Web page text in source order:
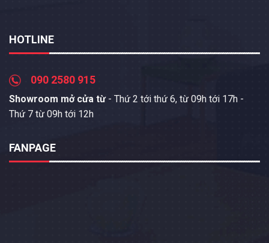
HOTLINE
090 2580 915
Showroom mở cửa từ - Thứ 2 tới thứ 6, từ 09h tới 17h -
Thứ 7 từ 09h tới 12h
FANPAGE